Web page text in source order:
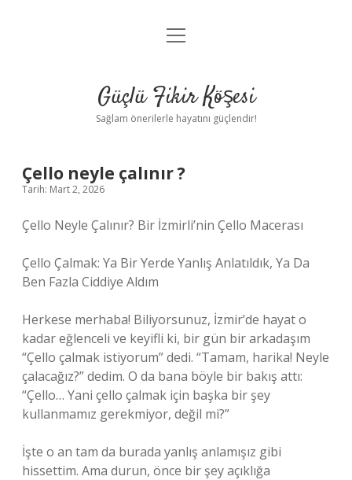
Anasayfa
Yasal Uyarı
menüyü
Güçlü Fikir Köşesi
Sağlam önerilerle hayatını güçlendir!
Çello neyle çalınır ?
Tarih: Mart 2, 2026
Çello Neyle Çalınır? Bir İzmirli’nin Çello Macerası
Çello Çalmak: Ya Bir Yerde Yanlış Anlatıldık, Ya Da
Ben Fazla Ciddiye Aldım
Herkese merhaba! Biliyorsunuz, İzmir’de hayat o
kadar eğlenceli ve keyifli ki, bir gün bir arkadaşım
“Çello çalmak istiyorum” dedi. “Tamam, harika! Neyle
çalacağız?” dedim. O da bana böyle bir bakış attı:
“Çello… Yani çello çalmak için başka bir şey
kullanmamız gerekmiyor, değil mi?”
İşte o an tam da burada yanlış anlamışız gibi
hissettim. Ama durun, önce bir şey açıklığa